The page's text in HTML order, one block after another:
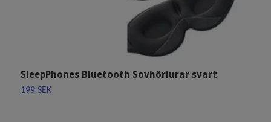
SleepPhones Bluetooth Sovhörlurar svart
199 SEK